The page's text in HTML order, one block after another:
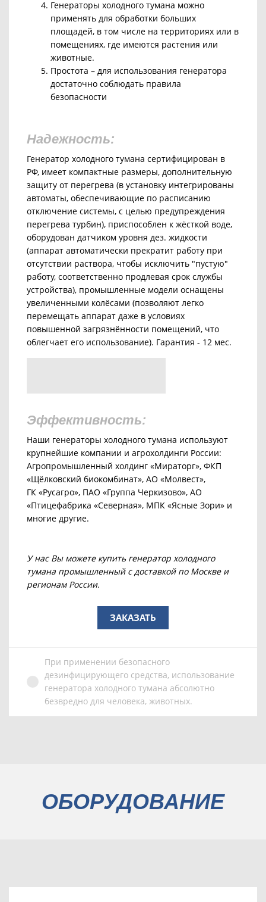
Генераторы холодного тумана можно
применять для обработки больших
площадей, в том числе на территориях или в
помещениях, где имеются растения или
животные.
Простота – для использования генератора
достаточно соблюдать правила
безопасности
Надежность:
Генератор холодного тумана сертифицирован в
РФ, имеет компактные размеры, дополнительную
защиту от перегрева (в установку интегрированы
автоматы, обеспечивающие по расписанию
отключение системы, с целью предупреждения
перегрева турбин), приспособлен к жёсткой воде,
оборудован датчиком уровня дез. жидкости
(аппарат автоматически прекратит работу при
отсутствии раствора, чтобы исключить "пустую"
работу, соответственно продлевая срок службы
устройства), промышленные модели оснащены
увеличенными колёсами (позволяют легко
перемещать аппарат даже в условиях
повышенной загрязнённости помещений, что
облегчает его использование). Гарантия - 12 мес.
Эффективность:
Наши генераторы холодного тумана используют
крупнейшие компании и агрохолдинги России:
Агропромышленный холдинг «Мираторг», ФКП
«Щёлковский биокомбинат», АО «Молвест»,
ГК «Русагро», ПАО «Группа Черкизово», АО
«Птицефабрика «Северная», МПК «Ясные Зори» и
многие другие.
У нас Вы можете купить генератор холодного
тумана промышленный с доставкой по Москве и
регионам России.
ЗАКАЗАТЬ
При применении безопасного
дезинфицирующего средства, использование
генератора холодного тумана абсолютно
безвредно для человека, животных.
ОБОРУДОВАНИЕ